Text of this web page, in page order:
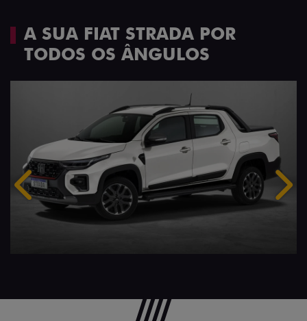
A SUA FIAT STRADA POR
TODOS OS ÂNGULOS
Anterior